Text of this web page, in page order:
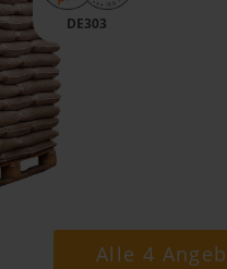
DE303
Alle 4